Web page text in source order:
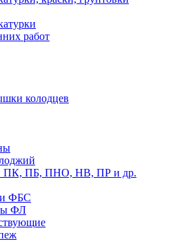
работ
колодцев
ПК, ПБ, ПНО, НВ, ПР и др.
ФБС
ФЛ